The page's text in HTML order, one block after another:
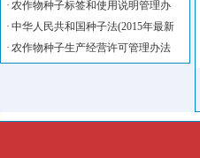
· 农作物种子标签和使用说明管理办
· 中华人民共和国种子法(2015年最新
· 农作物种子生产经营许可管理办法